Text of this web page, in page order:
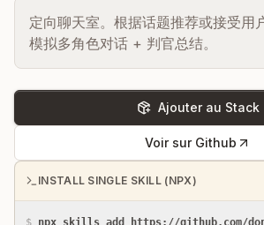
定向聊天室。根据话题推荐或接受用
模拟多角色对话 + 判官总结。
Ajouter au Stack
Voir sur Github
INSTALL SINGLE SKILL (NPX)
$ npx skills add https://github.com/